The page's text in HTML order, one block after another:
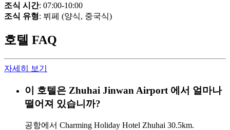
조식 시간: 07:00-10:00
조식 유형: 뷔페 (양식, 중국식)
호텔 FAQ
자세히 보기
이 호텔은 Zhuhai Jinwan Airport 에서 얼마나
떨어져 있습니까?
공항에서 Charming Holiday Hotel Zhuhai 30.5km.